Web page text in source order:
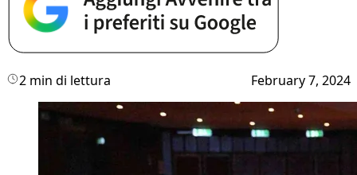
2 min di lettura February 7, 2024